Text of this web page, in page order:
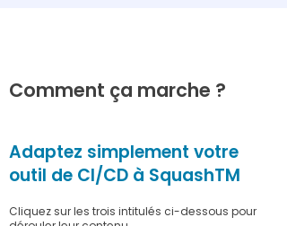
Une solution vous permettant
les tests fonctionnels à votre
chaîne CI/CD :
Comment ça marche ?
Adaptez simplement votre
outil de CI/CD à SquashTM
Cliquez sur les trois intitulés ci-dessous pour